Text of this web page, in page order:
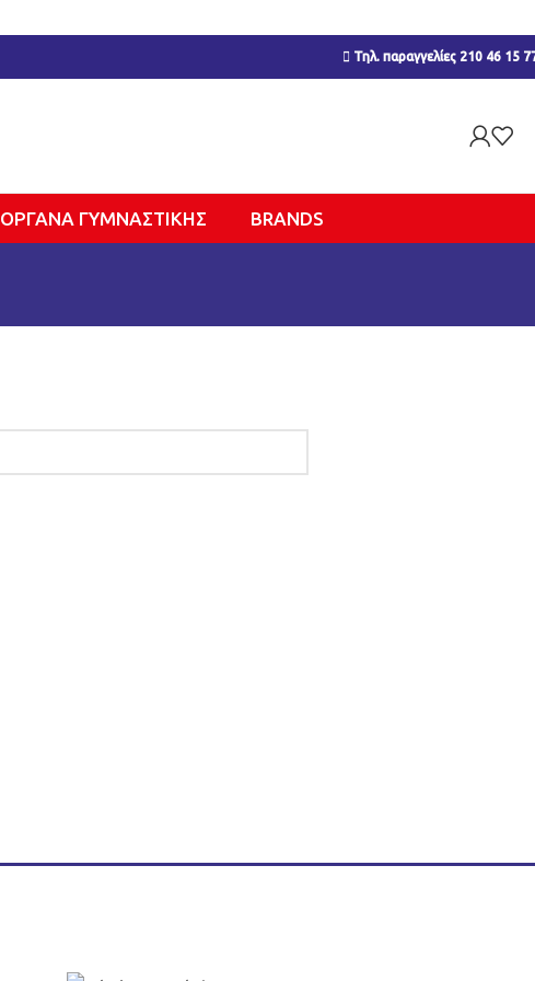
Τηλ. παραγγελίες 210 46 15
ΌΡΓΑΝΑ ΓΥΜΝΑΣΤΙΚΉΣ BRANDS